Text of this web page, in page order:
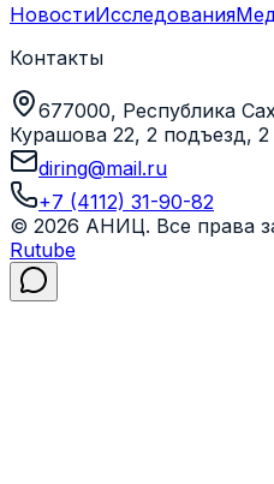
НовостиИсследования
Контакты
677000, Республика
Курашова 22, 2 подъезд,
diring@mail.ru
+7 (4112) 31-90-82
© 2026 АНИЦ. Все права
Rutube